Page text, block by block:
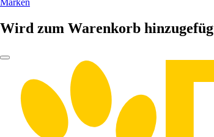
Marken
Wird zum Warenkorb